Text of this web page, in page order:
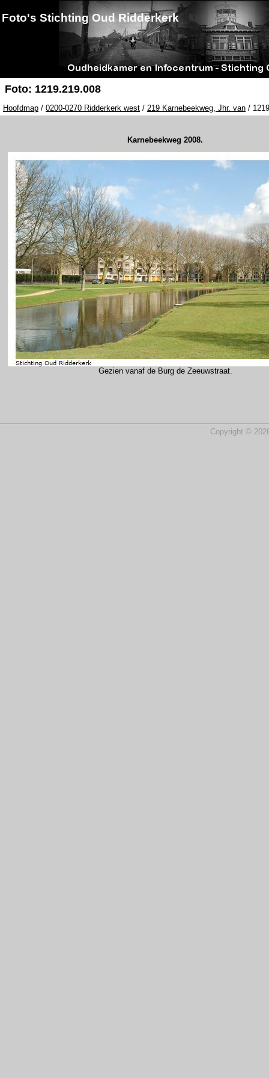
Foto's Stichting Oud Ridderkerk
Foto: 1219.219.008
Hoofdmap / 0200-0270 Ridderkerk west / 219 Karnebeekweg, Jhr. van /
Karnebeekweg 2008.
Gezien vanaf de Burg de Zeeuwstraat.
Copyright ©